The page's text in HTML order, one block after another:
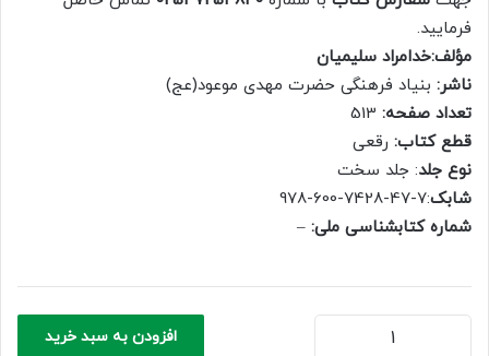
3,600,000 ریال.
فرمایید.
مؤلف:خدامراد سلیمیان
ناشر: بنیاد فرهنگی حضرت مهدی موعود(عج)
تعداد صفحه:
قطع کتاب: رقعی
نوع جلد: جلد سخت
شابک:7-47-7428-600-978
شماره کتابشناسی ملی: ‎ –
فرهنگ‌نامه
افزودن به سبد خرید